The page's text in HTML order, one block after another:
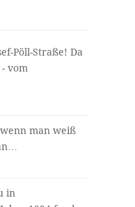
Pöll-Straße! Da
vom
wenn man weiß
in